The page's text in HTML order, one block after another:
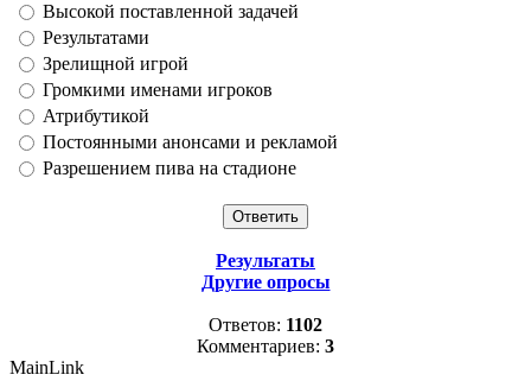
Высокой поставленной задачей
Результатами
Зрелищной игрой
Громкими именами игроков
Атрибутикой
Постоянными анонсами и рекламой
Разрешением пива на стадионе
Результаты
Другие опросы
Ответов: 1102
Комментариев: 3
MainLink